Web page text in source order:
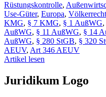
Rüstungskontrolle,
Use-Güter, Europa, Völkerrecht
KMG, § 7 KMG, § 1 AußWG,
AußWG, § 11 AußWG, § 14
AußWG, § 280 StGB, § 320
AEUV, Art 346 AEUV
Artikel lesen
Juridikum Logo